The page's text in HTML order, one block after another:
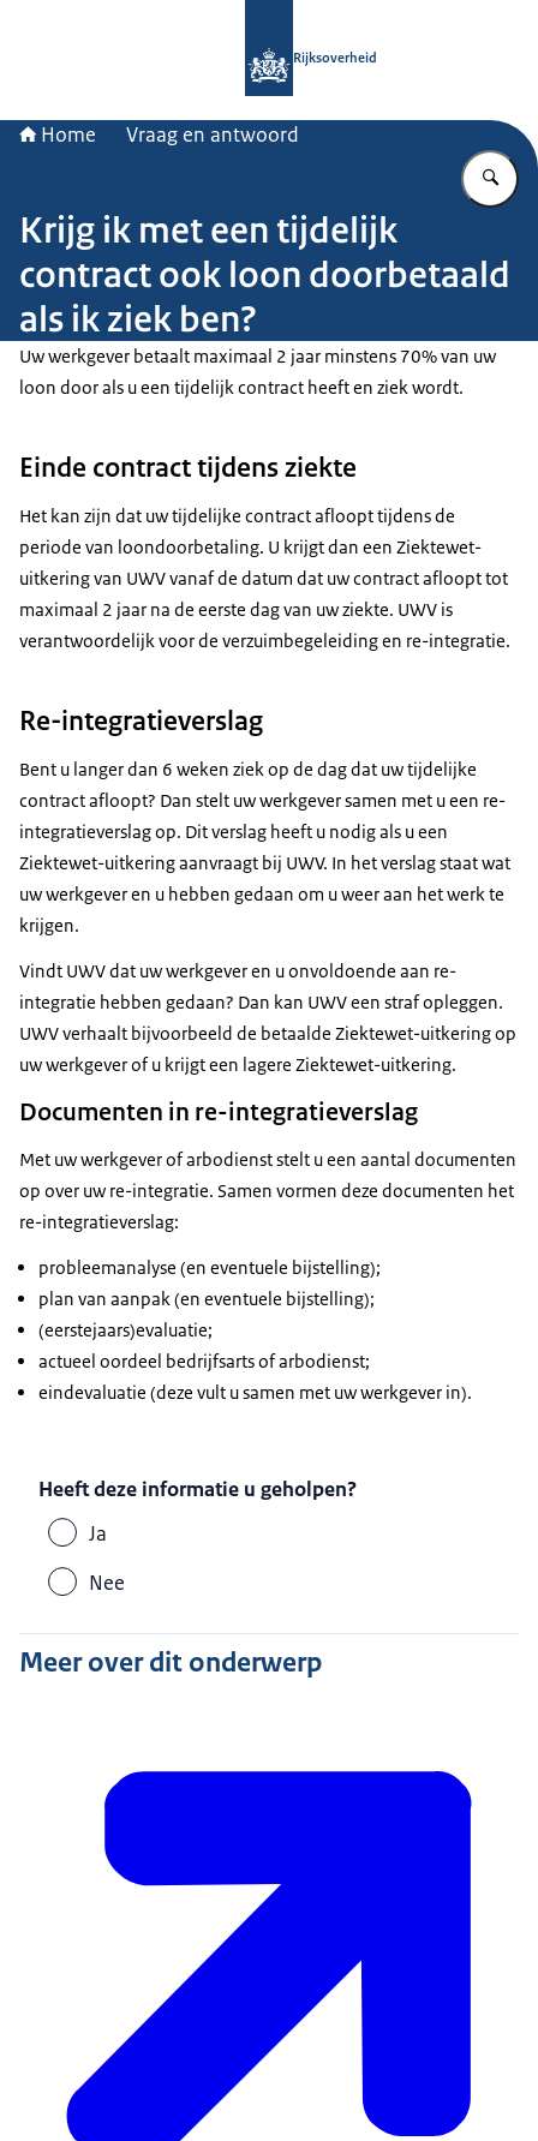
Rijksoverheid
Home Vraag en antwoord
Krijg ik met een tijdelijk
contract ook loon doorbetaald
als ik ziek ben?
Uw werkgever betaalt maximaal 2 jaar minstens 70% van uw
loon door als u een tijdelijk contract heeft en ziek wordt.
Einde contract tijdens ziekte
Het kan zijn dat uw tijdelijke contract afloopt tijdens de
periode van loondoorbetaling. U krijgt dan een Ziektewet-
uitkering van UWV vanaf de datum dat uw contract afloopt tot
maximaal 2 jaar na de eerste dag van uw ziekte. UWV is
verantwoordelijk voor de verzuimbegeleiding en re-integratie.
Re-integratieverslag
Bent u langer dan 6 weken ziek op de dag dat uw tijdelijke
contract afloopt? Dan stelt uw werkgever samen met u een re-
integratieverslag op. Dit verslag heeft u nodig als u een
Ziektewet-uitkering aanvraagt bij UWV. In het verslag staat wat
uw werkgever en u hebben gedaan om u weer aan het werk te
krijgen.
Vindt UWV dat uw werkgever en u onvoldoende aan re-
integratie hebben gedaan? Dan kan UWV een straf opleggen.
UWV verhaalt bijvoorbeeld de betaalde Ziektewet-uitkering op
uw werkgever of u krijgt een lagere Ziektewet-uitkering.
Documenten in re-integratieverslag
Met uw werkgever of arbodienst stelt u een aantal documenten
op over uw re-integratie. Samen vormen deze documenten het
re-integratieverslag:
probleemanalyse (en eventuele bijstelling);
plan van aanpak (en eventuele bijstelling);
(eerstejaars)evaluatie;
actueel oordeel bedrijfsarts of arbodienst;
eindevaluatie (deze vult u samen met uw werkgever in).
Heeft deze informatie u geholpen?
Ja
Nee
Meer over dit onderwerp